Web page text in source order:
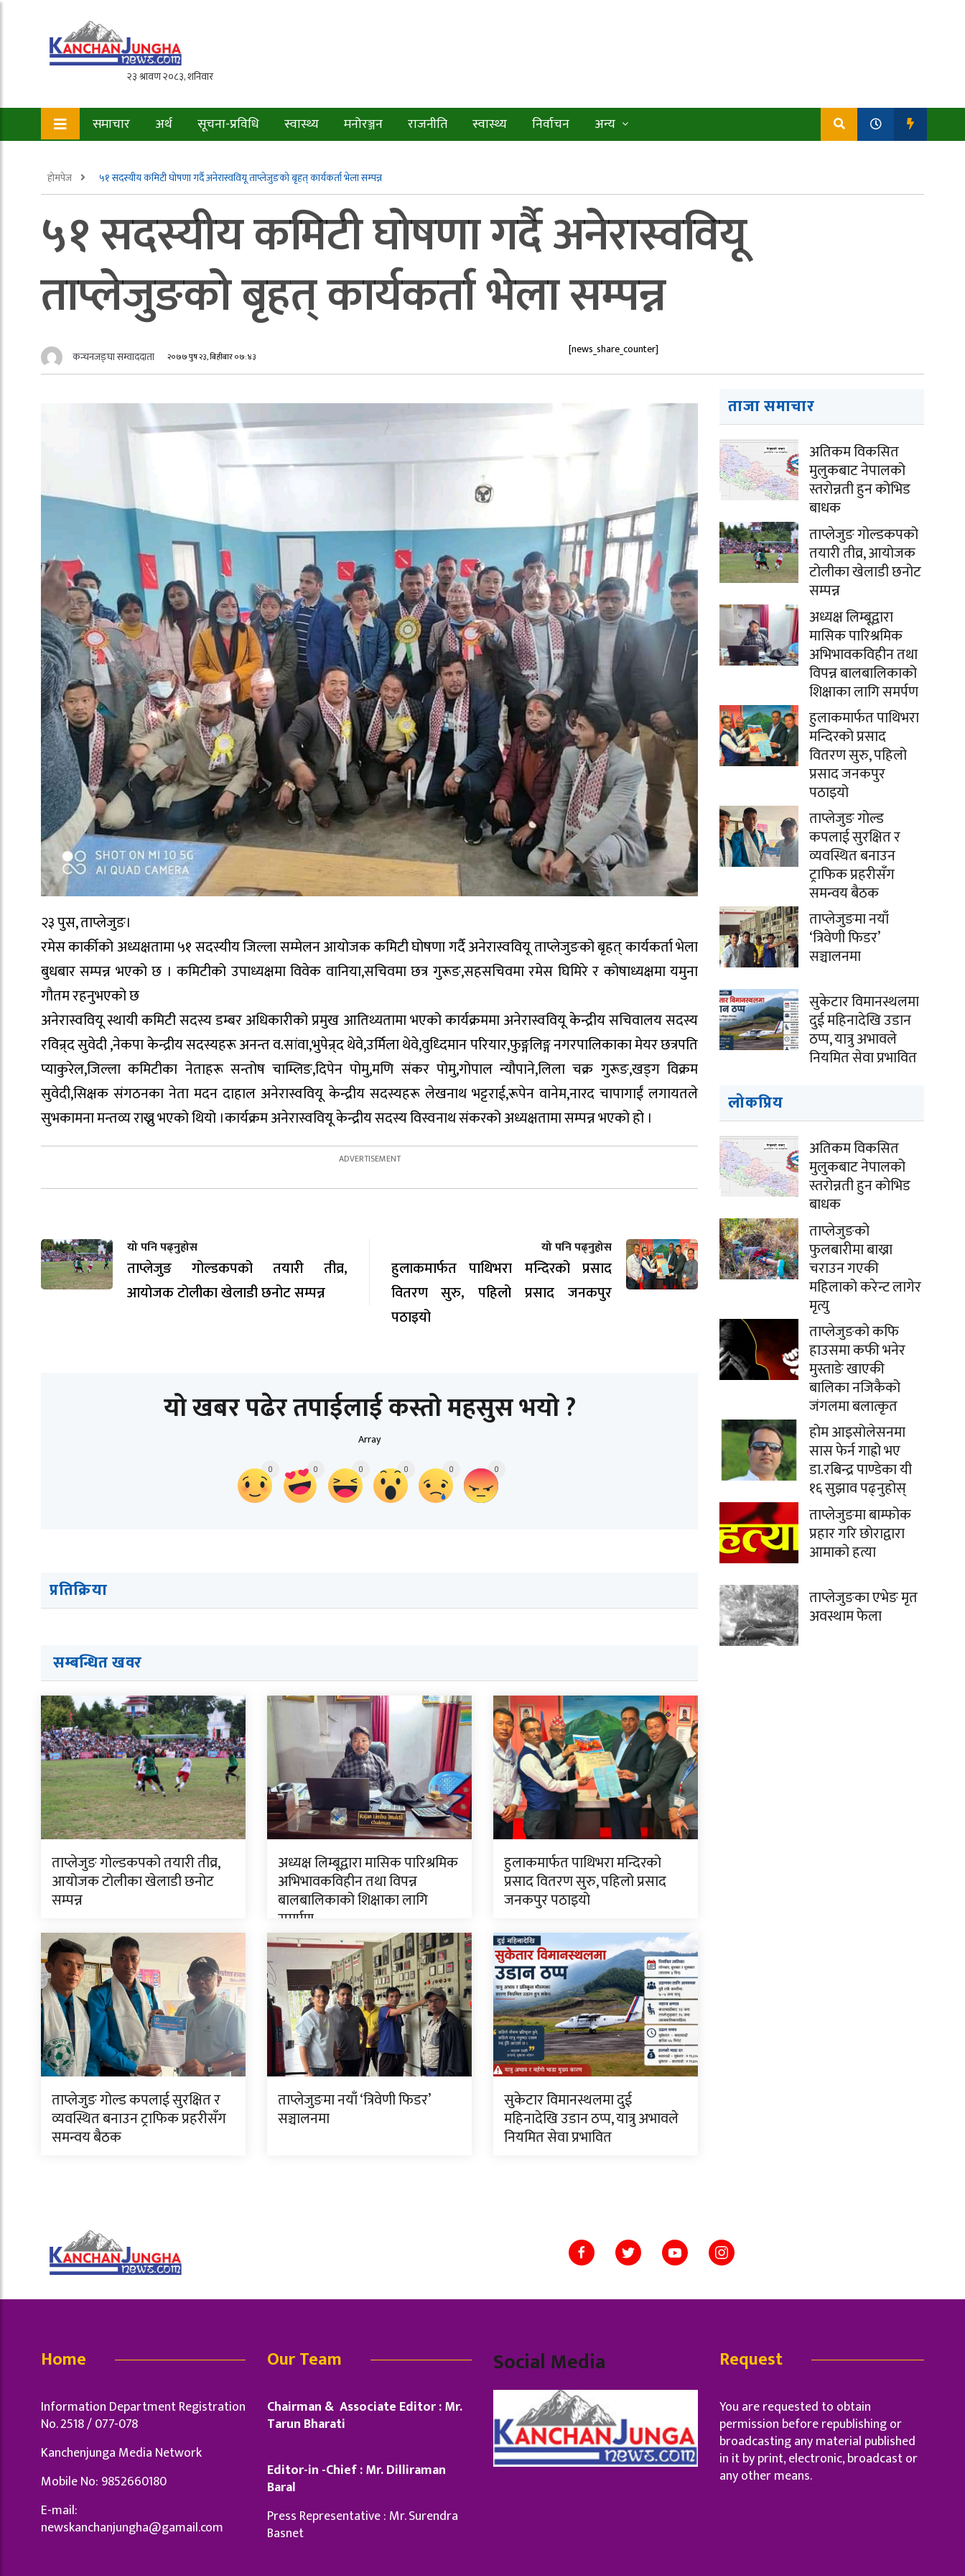
समाचार अर्थ सूचना-प्रविधि स्वास्थ्य मनोरञ्जन राजनीति स्वास्थ्य निर्वाचन अन्य
होमपेज ५१ सदस्यीय कमिटी घोषणा गर्दै अनेरास्ववियू ताप्लेजुङको बृहत् कार्यकर्ता भेला सम्पन्न
५१ सदस्यीय कमिटी घोषणा गर्दै अनेरास्ववियू
ताप्लेजुङको बृहत् कार्यकर्ता भेला सम्पन्न
कन्चनजङ्घा सम्वाददाता २०७७ पुष २३, बिहीबार ०७:४३ [news_share_counter]
२३ पुस, ताप्लेजुङ।
रमेस कार्कीको अध्यक्षतामा ५१ सदस्यीय जिल्ला सम्मेलन आयोजक कमिटी घोषणा गर्दै अनेरास्ववियू ताप्लेजुङको बृहत् कार्यकर्ता भेला
बुधबार सम्पन्न भएको छ । कमिटीको उपाध्यक्षमा विवेक वानिया,सचिवमा छत्र गुरूङ,सहसचिवमा रमेस घिमिरे र कोषाध्यक्षमा यमुना
गौतम रहनुभएको छ
अनेरास्ववियू स्थायी कमिटी सदस्य डम्बर अधिकारीको प्रमुख आतिथ्यतामा भएको कार्यक्रममा अनेरास्ववियू केन्द्रीय सचिवालय सदस्य
रविन्र्द सुवेदी ,नेकपा केन्द्रीय सदस्यहरू अनन्त व.सांवा,भुपेन्र्द थेवे,उर्मिला थेवे,वुध्दिमान परियार,फुङ्गलिङ्ग नगरपालिकाका मेयर छत्रपति
प्याकुरेल,जिल्ला कमिटीका नेताहरू सन्तोष चाम्लिङ,दिपेन पोमु,मणि संकर पोमु,गोपाल न्यौपाने,लिला चक्र गुरूङ,खड्ग विक्रम
सुवेदी,सिक्षक संगठनका नेता मदन दाहाल अनेरास्ववियू केन्द्रीय सदस्यहरू लेखनाथ भट्टराई,रूपेन वानेम,नारद चापागाईं लगायतले
सुभकामना मन्तव्य राख्नु भएको थियो ।कार्यक्रम अनेरास्ववियू केन्द्रीय सदस्य विस्वनाथ संकरको अध्यक्षतामा सम्पन्न भएको हो ।
यो पनि पढ्नुहोस
ताप्लेजुङ गोल्डकपको तयारी तीव्र,
आयोजक टोलीका खेलाडी छनोट सम्पन्न
यो पनि पढ्नुहोस
हुलाकमार्फत पाथिभरा मन्दिरको प्रसाद
वितरण सुरु, पहिलो प्रसाद जनकपुर
पठाइयो
यो खबर पढेर तपाईलाई कस्तो महसुस भयो ?
Array
0 0 0 0 0 0
प्रतिक्रिया
सम्बन्धित खवर
ताप्लेजुङ गोल्डकपको तयारी तीव्र,
आयोजक टोलीका खेलाडी छनोट
सम्पन्न
अध्यक्ष लिम्बूद्वारा मासिक पारिश्रमिक
अभिभावकविहीन तथा विपन्न
बालबालिकाको शिक्षाका लागि
समर्पण
हुलाकमार्फत पाथिभरा मन्दिरको
प्रसाद वितरण सुरु, पहिलो प्रसाद
जनकपुर पठाइयो
ताप्लेजुङ गोल्ड कपलाई सुरक्षित र
व्यवस्थित बनाउन ट्राफिक प्रहरीसँग
समन्वय बैठक
ताप्लेजुङमा नयाँ ‘त्रिवेणी फिडर’
सञ्चालनमा
सुकेटार विमानस्थलमा दुई
महिनादेखि उडान ठप्प, यात्रु अभावले
नियमित सेवा प्रभावित
ताजा समाचार
अतिकम विकसित
मुलुकबाट नेपालको
स्तरोन्नती हुन कोभिड
बाधक
ताप्लेजुङ गोल्डकपको
तयारी तीव्र, आयोजक
टोलीका खेलाडी छनोट
सम्पन्न
अध्यक्ष लिम्बूद्वारा
मासिक पारिश्रमिक
अभिभावकविहीन तथा
विपन्न बालबालिकाको
शिक्षाका लागि समर्पण
हुलाकमार्फत पाथिभरा
मन्दिरको प्रसाद
वितरण सुरु, पहिलो
प्रसाद जनकपुर
पठाइयो
ताप्लेजुङ गोल्ड
कपलाई सुरक्षित र
व्यवस्थित बनाउन
ट्राफिक प्रहरीसँग
समन्वय बैठक
ताप्लेजुङमा नयाँ
‘त्रिवेणी फिडर’
सञ्चालनमा
सुकेटार विमानस्थलमा
दुई महिनादेखि उडान
ठप्प, यात्रु अभावले
नियमित सेवा प्रभावित
लोकप्रिय
अतिकम विकसित
मुलुकबाट नेपालको
स्तरोन्नती हुन कोभिड
बाधक
ताप्लेजुङको
फुलबारीमा बाख्रा
चराउन गएकी
महिलाको करेन्ट लागेर
मृत्यु
ताप्लेजुङको कफि
हाउसमा कफी भनेर
मुस्ताङे खाएकी
बालिका नजिकैको
जंगलमा बलात्कृत
होम आइसोलेसनमा
सास फेर्न गाह्रो भए
डा.रबिन्द्र पाण्डेका यी
१६ सुझाव पढ्नुहोस्
ताप्लेजुङमा बाम्फोक
प्रहार गरि छोराद्वारा
आमाको हत्या
ताप्लेजुङका एभेङ मृत
अवस्थाम फेला
Home
Information Department Registration
No. 2518 / 077-078
Kanchenjunga Media Network
Mobile No: 9852660180
E-mail:
newskanchanjungha@gamail.com
Our Team
Chairman & Associate Editor : Mr.
Tarun Bharati
Editor-in -Chief : Mr. Dilliraman
Baral
Press Representative : Mr. Surendra
Basnet
Social Media Request
You are requested to obtain
permission before republishing or
broadcasting any material published
in it by print, electronic, broadcast or
any other means.